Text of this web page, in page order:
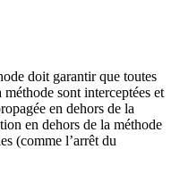
doit garantir que toutes
sont interceptées et
en dehors de la
en dehors de la méthode
(comme l’arrêt du